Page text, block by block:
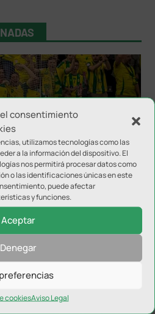
consentimiento
utilizamos tecnologías como las
a la información del dispositivo. El
nos permitirá procesar datos como
o las identificaciones únicas en este
puede afectar
y funciones.
Aceptar
Denegar
cookiesAviso Legal
el Trofeo del Olivo